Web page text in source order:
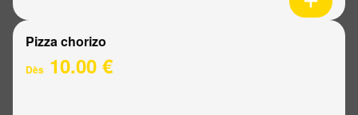
Pizza chorizo
Dès 10.00 €